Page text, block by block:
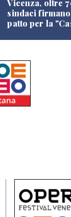
Vicenza, oltre
sindaci
patto per la